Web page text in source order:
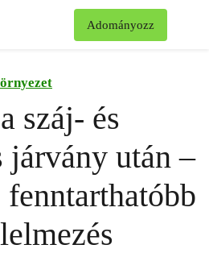
Adományozz
száj- és
járvány után –